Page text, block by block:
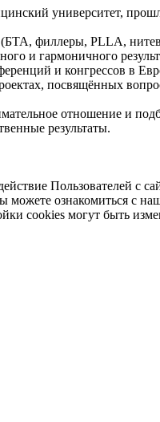
университет,
филлеры, PLLA,
и гармоничного
и конгрессов в
посвящённых
отношение и
результаты.
Пользователей с
можете ознакомиться с
cookies могут быть